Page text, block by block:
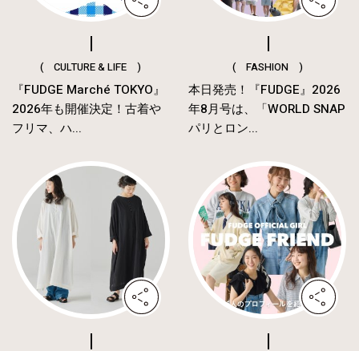
( CULTURE & LIFE )
『FUDGE Marché TOKYO』
2026年も開催決定！古着や
フリマ、ハ...
( FASHION )
本日発売！『FUDGE』2026
年8月号は、「WORLD SNAP
パリとロン...